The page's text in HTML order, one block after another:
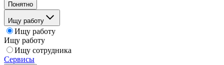
Понятно
Ищу работу
Ищу работу
Ищу работу
Ищу сотрудника
Сервисы